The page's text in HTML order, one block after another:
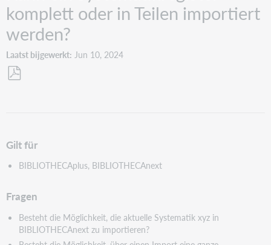
komplett oder in Teilen importiert
werden?
Laatst bijgewerkt Jun 10, 2024
Gilt für
BIBLIOTHECAplus, BIBLIOTHECAnext
Fragen
Besteht die Möglichkeit, die aktuelle Systematik xyz in
BIBLIOTHECAnext zu importieren?